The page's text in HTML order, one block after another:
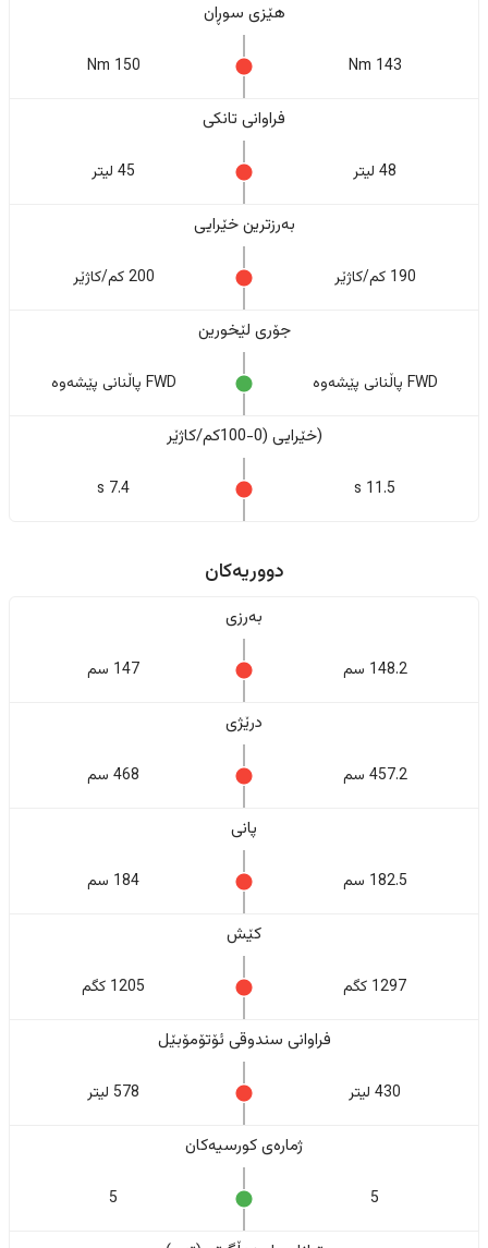
هێزی سوڕان
143 Nm
150 Nm
فراوانی تانکی
48 لیتر 45 لیتر
بەرزترین خێرایی
190 کم/کاژێر 200 کم/کاژێر
جۆری لێخورین
FWD پاڵنانی پێشەوە FWD پاڵنانی پێشەوە
(خێرایی (0-100کم/کاژێر
11.5 s
7.4 s
دووریەکان
بەرزی
148.2 سم 147 سم
درێژی
457.2 سم 468 سم
پانی
182.5 سم 184 سم
کێش
1297 کگم 1205 کگم
فراوانی سندوقی ئۆتۆمۆبێل
430 لیتر 578 لیتر
ژمارەی کورسیەکان
5
5